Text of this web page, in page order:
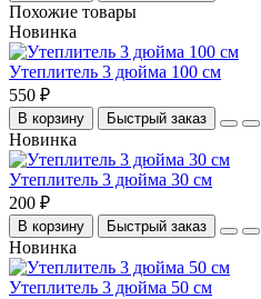
Похожие товары
Новинка
Утеплитель 3 дюйма 100 см
550 ₽
В корзину Быстрый заказ
Новинка
Утеплитель 3 дюйма 30 см
200 ₽
В корзину Быстрый заказ
Новинка
Утеплитель 3 дюйма 50 см